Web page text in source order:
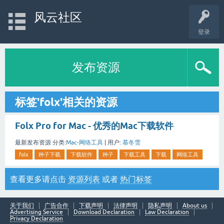
登录
风云社区
发布资源
标签'folx'相关的资源
Folx Pro for Mac - 优秀的Mac下载软件
最新发布资源 分类:Mac-网络工具 用户: 慕冬雪
folx 种子下载 下载软件 种子 下载工具 下载 网络工具
查看更多请点击 资源列表 或者 热门标签
关于我们 广告合作 下载声明 法律声明 隐私声明
About us
Advertising Service
Download Declaration
Law Declaration
Privacy Declaration